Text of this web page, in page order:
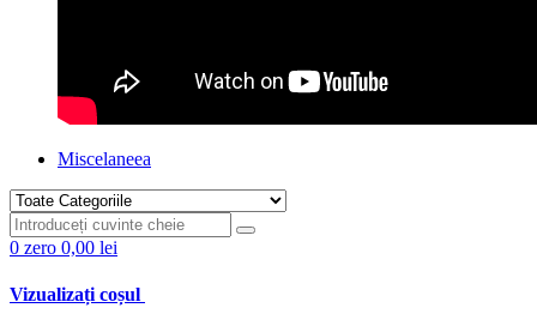
Miscelaneea
0 zero 0,00 lei
Vizualizați coșul